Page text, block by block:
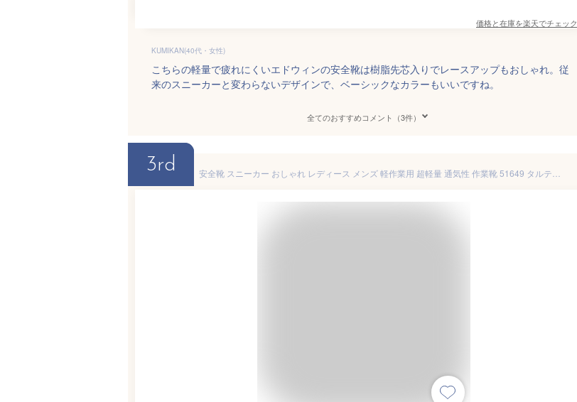
価格と在庫を楽天でチェック
KUMIKAN(40代・女性)
こちらの軽量で疲れにくいエドウィンの安全靴は樹脂先芯入りでレースアップもおしゃれ。従
来のスニーカーと変わらないデザインで、ベーシックなカラーもいいですね。
全てのおすすめコメント（3件）
3rd